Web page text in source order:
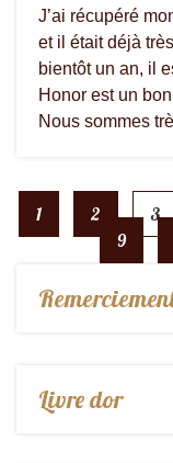
J’ai récupéré
et il était déjà
bientôt un an, il
Honor est un
Nous sommes
1 2 3
9
Livre dor